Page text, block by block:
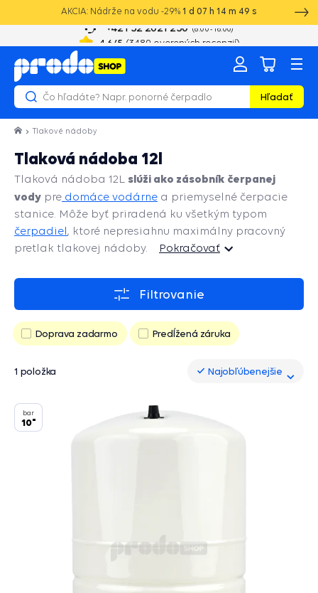
AKCIA: Nádrže na vodu -29% 1 d 07 h 14 m 49 s
+421 52 2021 250 8:00 - 16:00
4.6 /5 (3489 overených recenzií)
Hľadať
Tlakové nádoby
Tlaková nádoba 12l
Tlaková nádoba 12L slúži ako zásobník čerpanej
vody pre domáce vodárne a priemyselné čerpacie
stanice. Môže byť priradená ku všetkým typom
čerpadiel, ktoré nepresiahnu maximálny pracovný
pretlak tlakovej nádoby.
Pokračovať
Pokračovať
Filtrovanie
Doprava zadarmo Predĺžená záruka
1 položka Najobľúbenejšie
Najobľúbenejšie
bar
10"